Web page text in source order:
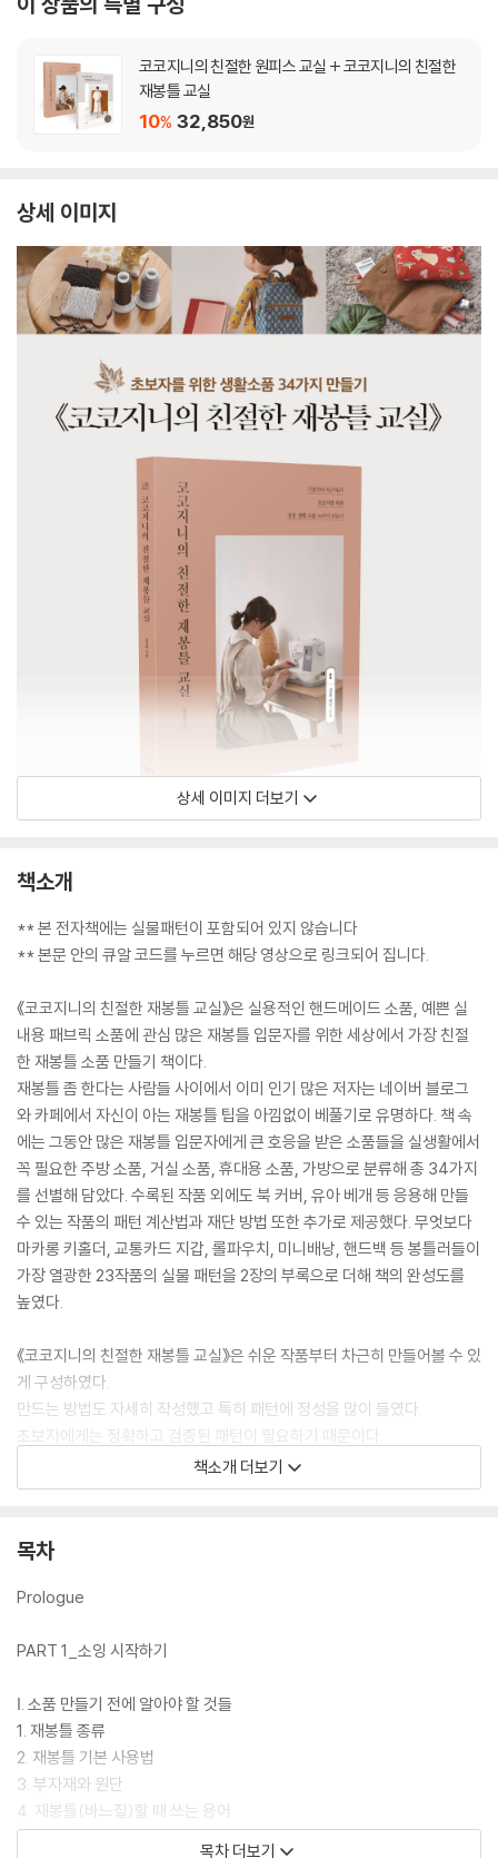
코코지니의 친절한 원피스 교실 + 코코지니의 친절한
재봉틀 교실
10% 32,850원
상세 이미지
상세 이미지 더보기
책소개
** 본 전자책에는 실물패턴이 포함되어 있지 않습니다
** 본문 안의 큐알 코드를 누르면 해당 영상으로 링크되어 집니다.
《코코지니의 친절한 재봉틀 교실》은 실용적인 핸드메이드 소품, 예쁜 실
내용 패브릭 소품에 관심 많은 재봉틀 입문자를 위한 세상에서 가장 친절
한 재봉틀 소품 만들기 책이다.
재봉틀 좀 한다는 사람들 사이에서 이미 인기 많은 저자는 네이버 블로그
와 카페에서 자신이 아는 재봉틀 팁을 아낌없이 베풀기로 유명하다. 책 속
에는 그동안 많은 재봉틀 입문자에게 큰 호응을 받은 소품들을 실생활에서
꼭 필요한 주방 소품, 거실 소품, 휴대용 소품, 가방으로 분류해 총 34가지
를 선별해 담았다. 수록된 작품 외에도 북 커버, 유아 베개 등 응용해 만들
수 있는 작품의 패턴 계산법과 재단 방법 또한 추가로 제공했다. 무엇보다
마카롱 키홀더, 교통카드 지갑, 롤파우치, 미니배낭, 핸드백 등 봉틀러들이
가장 열광한 23작품의 실물 패턴을 2장의 부록으로 더해 책의 완성도를
높였다.
《코코지니의 친절한 재봉틀 교실》은 쉬운 작품부터 차근히 만들어볼 수 있
게 구성하였다.
만드는 방법도 자세히 작성했고 특히 패턴에 정성을 많이 들였다.
초보자에게는 정확하고 검증된 패턴이 필요하기 때문이다.
더불어 꽤 난이도 높은 작품도 일부 담았으니
중급 이상의 독자에게도 재미있고 유용한 책이 될 것이라 생각한다. - <프
책소개 더보기
목차
Prologue
PART 1_소잉 시작하기
Ⅰ. 소품 만들기 전에 알아야 할 것들
1. 재봉틀 종류
2. 재봉틀 기본 사용법
3. 부자재와 원단
4. 재봉틀(바느질)할 때 쓰는 용어
5. 소품 만들기 전에 - 이 책의 활용법
목차 더보기